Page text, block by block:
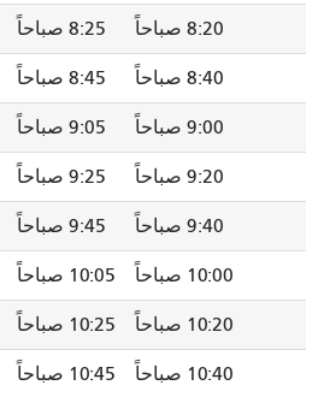
8:20 صباحاً 8:25 صباحاً
8:40 صباحاً 8:45 صباحاً
9:00 صباحاً 9:05 صباحاً
9:20 صباحاً 9:25 صباحاً
9:40 صباحاً 9:45 صباحاً
10:00 صباحاً 10:05 صباحاً
10:20 صباحاً 10:25 صباحاً
10:40 صباحاً 10:45 صباحاً